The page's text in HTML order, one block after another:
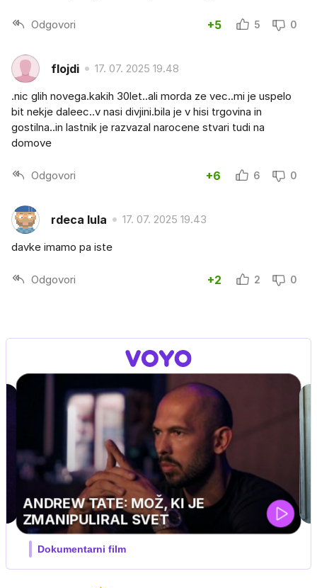
Odgovori +5 5 0
flojdi 17. 07. 2025 19.48
.nic glih novega.kakih 30let..ali morda ze vec..mi je uspelo
bit nekje daleec..v nasi divjini.bila je v hisi trgovina in
gostilna..in lastnik je razvazal narocene stvari tudi na
domove
Odgovori +6 6 0
rdeca lula 17. 07. 2025 19.43
davke imamo pa iste
Odgovori +2 2 0
MOJ PRIJATELJ PINGVIN
Film meseca / družinski, pustolovski